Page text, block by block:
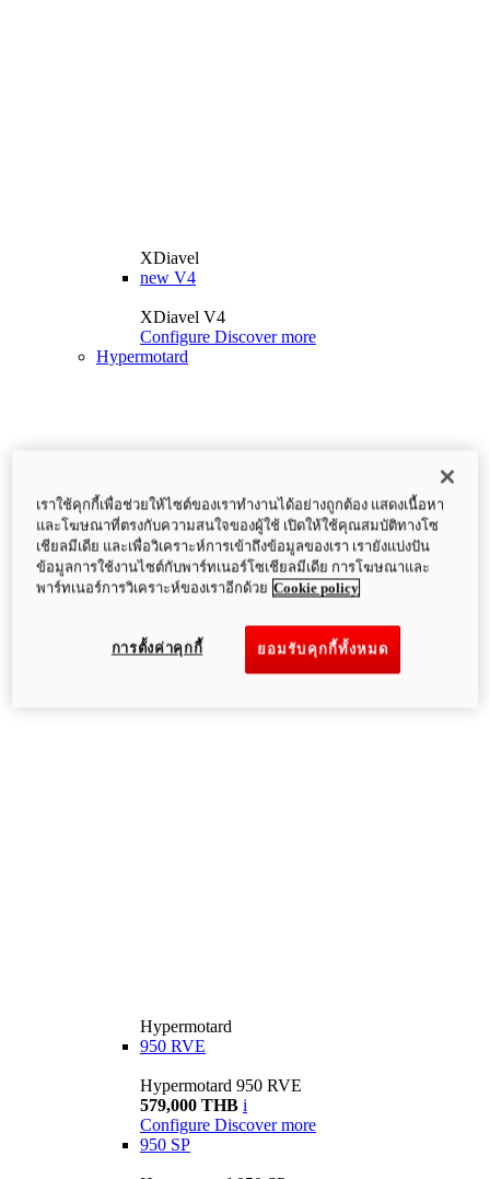
XDiavel
new V4
XDiavel V4
Configure Discover more
Hypermotard
Hypermotard
950 RVE
Hypermotard 950 RVE
579,000 THB i
Configure Discover more
950 SP
เราใช้คุกกี้เพื่อช่วยให้ไซต์ของเราทำงานได้อย่างถูกต้อง แสดงเนื้อหา
และโฆษณาที่ตรงกับความสนใจของผู้ใช้ เปิดให้ใช้คุณสมบัติทางโซ
เชียลมีเดีย และเพื่อวิเคราะห์การเข้าถึงข้อมูลของเรา เรายังแบ่งปัน
ข้อมูลการใช้งานไซต์กับพาร์ทเนอร์โซเชียลมีเดีย การโฆษณาและ
พาร์ทเนอร์การวิเคราะห์ของเราอีกด้วย Cookie policy
ยอมรับคุกกี้ทั้งหมด
การตั้งค่าคุกกี้